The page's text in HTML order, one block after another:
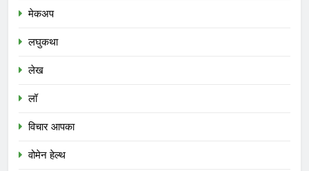
मेकअप
लघुकथा
लेख
लॉ
विचार आपका
वोमेन हेल्थ